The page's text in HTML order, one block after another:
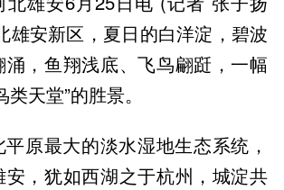
雄安新区，夏日的白洋淀，碧波
，鱼翔浅底、飞鸟翩跹，一幅
天堂”的胜景。
原最大的淡水湿地生态系统，
安，犹如西湖之于杭州，城淀共